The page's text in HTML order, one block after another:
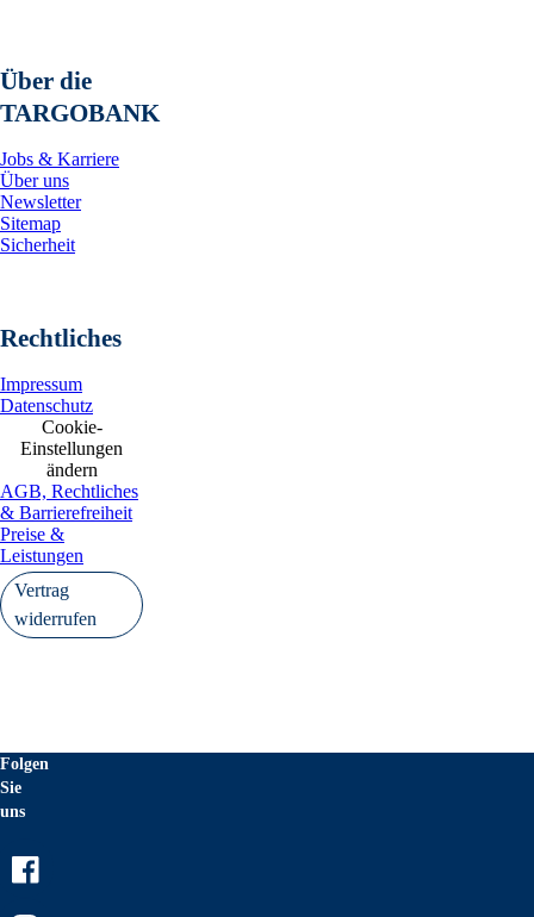
Über die
TARGOBANK
Jobs & Karriere
Über uns
Newsletter
Sitemap
Sicherheit
Rechtliches
Impressum
Datenschutz
Cookie-
Einstellungen
ändern
AGB, Rechtliches
& Barrierefreiheit
Preise &
Leistungen
Vertrag
widerrufen
Folgen
Sie
uns